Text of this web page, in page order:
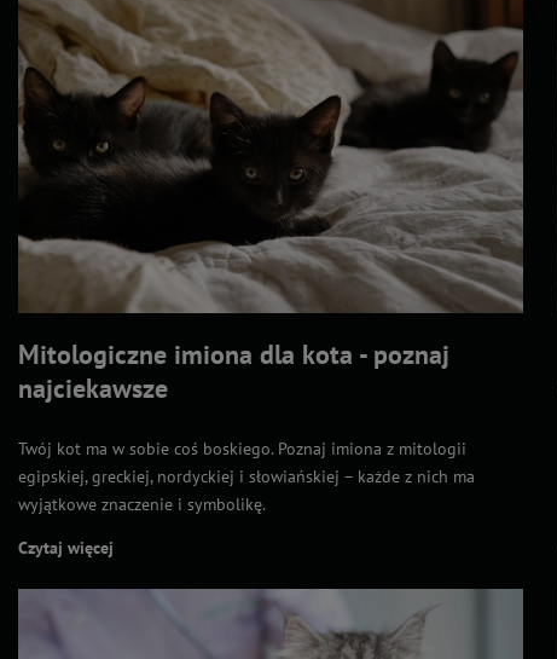
Mitologiczne imiona dla kota - poznaj
najciekawsze
Twój kot ma w sobie coś boskiego. Poznaj imiona z mitologii
egipskiej, greckiej, nordyckiej i słowiańskiej – każde z nich ma
wyjątkowe znaczenie i symbolikę.
Czytaj więcej